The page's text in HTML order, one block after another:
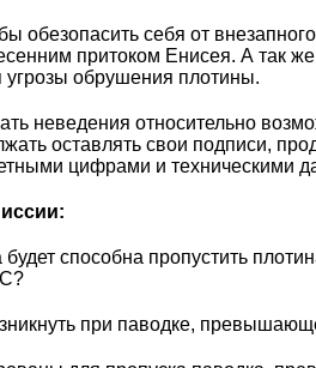
обезопасить себя от
притоком Енисея. А так
угрозы обрушения плотины.
неведения относительно
оставлять свои подписи,
цифрами и техническими
способна пропустить
при паводке,